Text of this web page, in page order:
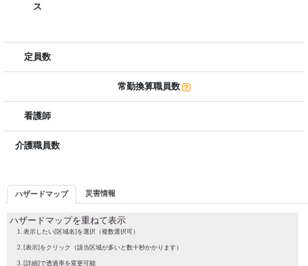
ス
定員数
常勤換算職員数
看護師
介護職員数
ハザードマップ 災害情報
ハザードマップを重ねて表示
表示したい[区域名]を選択（複数選択可）
[表示]をクリック（該当区域が多いと数十秒かかります）
[詳細]で透過率を変更可能